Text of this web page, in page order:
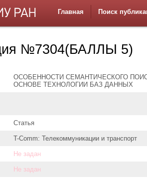
Главная Поиск
№7304(БАЛЛЫ 5)
ОСОБЕННОСТИ СЕМАНТИЧЕСКОГО
ОСНОВЕ ТЕХНОЛОГИИ БАЗ ДАННЫХ
Статья
T-Comm: Телекоммуникации и транспорт
Не задан
Не задан